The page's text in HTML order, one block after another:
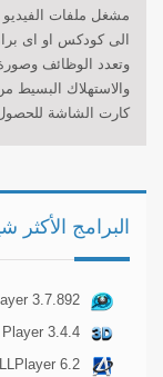
مشغل ملفات الفيديو
الى كودكس او اى
وتعدد الوظائف وصورة
والاستهلاك البسيط
كارت الشاشة
البرامج الأكثر
3.7.892
3.4.4
6.2